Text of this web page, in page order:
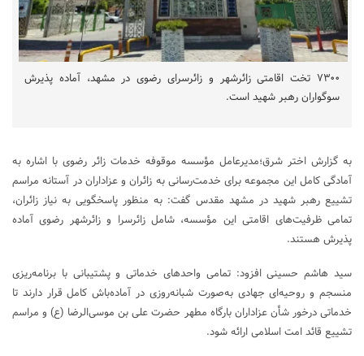
۷۳۰۰ تخت اقامتی زائرشهر و زائرسرای رضوی در مشهد، آماده پذیرش
سوگواران رهبر شهید است.
به گزارش اختر شرق؛مدیرعامل مؤسسه موقوفه خدمات زائر رضوی با اشاره به
آمادگی کامل این مجموعه برای خدمت‌رسانی به زائران و عزاداران در آستانه مراسم
تشییع رهبر شهید در مشهد مقدس گفت: به منظور پاسخگویی به نیاز زائران،
تمامی ظرفیت‌های اقامتی این مؤسسه، شامل زائرسرا و زائرشهر رضوی آماده
پذیرش هستند.
سید هاشم حسینی افزود: تمامی واحد‌های خدماتی و پشتیبانی با برنامه‌ریزی
منسجم و روحیه‌ای جهادی به‌صورت شبانه‌روزی در آماده‌باش کامل قرار دارند تا
خدماتی درخور شأن عزاداران بارگاه مطهر حضرت علی بن موسی‌الرضا (ع) و مراسم
تشییع قائد امت اسلامی ارائه شود.